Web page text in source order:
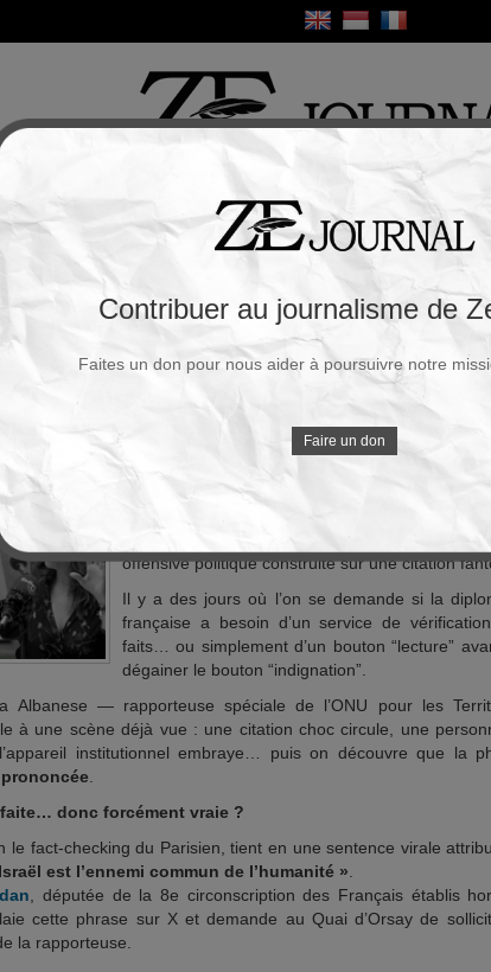
/ Géopolitique Religion Sport France / Europe
une citation fausse — et Jean-Noël Barrot
Francesca Albanese
Souscrire à la
Une phrase attribuée à Francesca Albanese
Caroline Yadan la brandit pour exiger une
immédiate”, puis la séquence remonte
check, n’est pas celle prononcée. Résultat :
offensive politique construite sur une citation
Il y a des jours où l’on se demande si la
française a besoin d’un service de
faits… ou simplement d’un bouton “lecture”
dégainer le bouton “indignation”.
Albanese — rapporteuse spéciale de l’ONU pour les
à une scène déjà vue : une citation choc circule, une
institutionnel embraye… puis on découvre que la
donc forcément vraie ?
le fact-checking du Parisien, tient en une sentence virale
est l’ennemi commun de l’humanité »
, députée de la 8e circonscription des Français établis
cette phrase sur X et demande au Quai d’Orsay de
la rapporteuse.
Contribuer au journalisme de
Faites un don pour nous aider à poursuivre notre
Faire un don